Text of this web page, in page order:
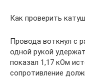
Как проверить
Провода воткнул с
одной рукой
показал 1,17 кОм
сопротивление